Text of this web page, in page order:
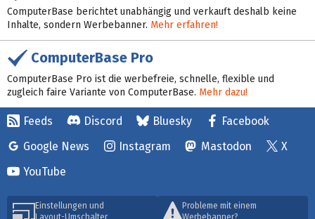
ComputerBase berichtet unabhängig und verkauft deshalb keine
Inhalte, sondern Werbebanner. Mehr erfahren!
ComputerBase Pro
ComputerBase Pro ist die werbefreie, schnelle, flexible und
zugleich faire Variante von ComputerBase. Mehr dazu!
Feeds Discord Bluesky
Facebook
Google News
Instagram Mastodon
X
YouTube
Einstellungen und
Layout-Umschalter
Probleme mit einem
Werbebanner?